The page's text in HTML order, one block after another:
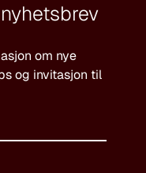
om nye
og invitasjon til